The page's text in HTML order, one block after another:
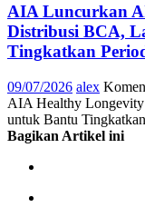
AIA Luncurkan
Distribusi BCA,
Tingkatkan
09/07/2026 alex
AIA Healthy
untuk Bantu
Bagikan Artikel ini